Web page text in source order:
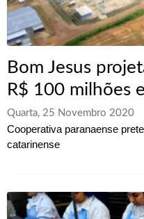
Bom Jesus
R$ 100 milhões
Quarta, 25 Novembro 2020
Cooperativa paranaense
catarinense